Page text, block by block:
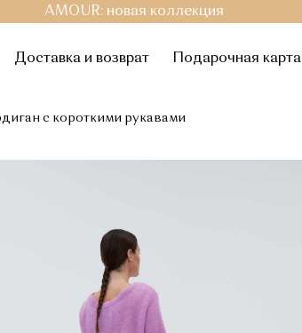
AMOUR: новая коллекция
Доставка и возврат Подарочная карта
с короткими рукавами